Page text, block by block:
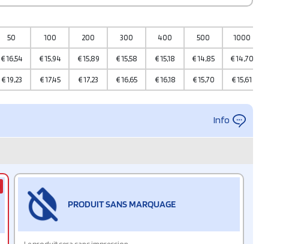
50 100 200 300 400 500 1000
€16,54 €15,94 €15,89 €15,58 €15,18 €14,85 €14,70
€19,23 €17,45 €17,23 €16,65 €16,18 €15,70 €15,61
Info
PRODUIT SANS MARQUAGE